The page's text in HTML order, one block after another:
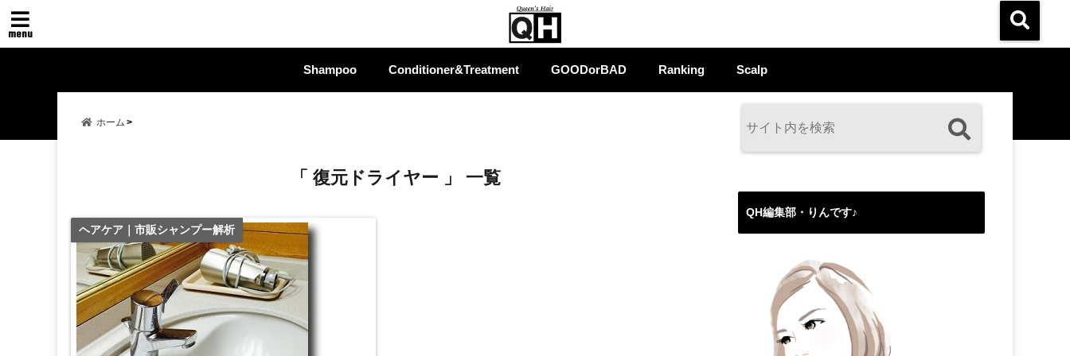
menu
Shampoo Conditioner&Treatment GOODorBAD Ranking Scalp
ホーム
「 復元ドライヤー 」 一覧
ヘアケア｜市販シャンプー解析
QH編集部・りんです♪